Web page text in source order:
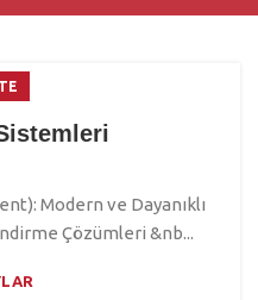
Modern ve Dayanıklı
Çözümleri &nb...